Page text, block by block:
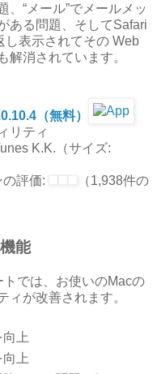
“メール”でメールメッ
ある問題、そしてSafari
し表示されてその Web
解消されています。
（無料）
リティ
K.K.（サイズ:
評価:
（1,938件の
能
では、お使いのMacの
ィが改善されます。
上
上